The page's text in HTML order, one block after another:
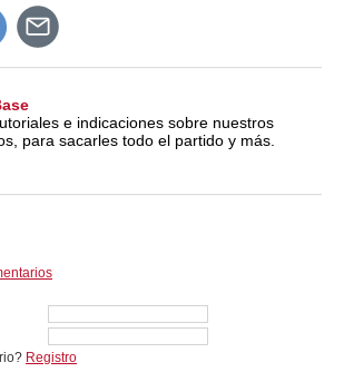
e indicaciones sobre nuestros
para sacarles todo el partido y más.
Registro